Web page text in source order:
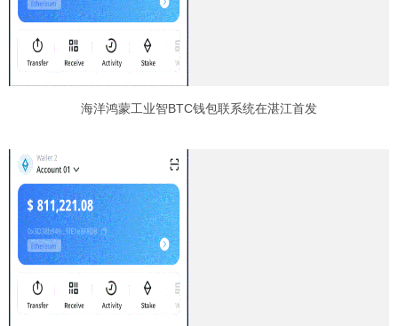
海洋鸿蒙工业智BTC钱包联系统在湛江首发